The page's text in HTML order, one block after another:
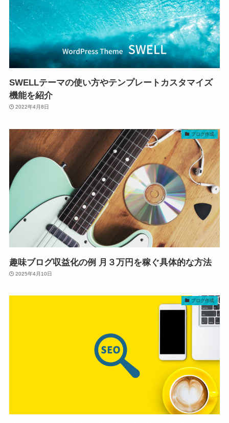
SWELLテーマの使い方やテンプレートカスタマイズ
機能を紹介
2022年4月8日
ブログ作成
趣味ブログ収益化の例 月３万円を稼ぐ具体的な方法
2025年4月10日
ブログ作成